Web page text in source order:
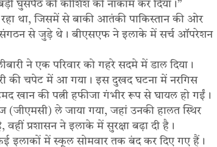
घुसपैठ की कोशिश को नाकाम कर दिया।”
था, जिसमें से बाकी आतंकी पाकिस्तान की ओर
संगठन से जुड़े थे। बीएसएफ ने इलाके में सर्च ऑपरेशन
ने एक परिवार को गहरे सदमे में डाल दिया।
की चपेट में आ गया। इस दुखद घटना में नरगिस
खान की पत्नी हफीजा गंभीर रूप से घायल हो गईं।
ले जाया गया, जहां उनकी हालत स्थिर
प्रशासन ने इलाके में सुरक्षा बढ़ा दी है।
इलाकों में स्कूल सोमवार तक बंद कर दिए गए हैं।